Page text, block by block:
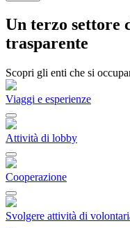
Un terzo settore
trasparente
Scopri gli enti che si
Viaggi e esperienze
Attività di lobby
Cooperazione
Svolgere attività di